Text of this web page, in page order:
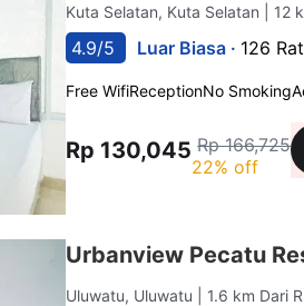
Kuta Selatan, Kuta Selatan | 12
4.9/5 Luar Biasa · 126
Free WifiReceptionNo Smoking
Rp 130,045 Rp 166,725
22% off
Urbanview Pecatu
Uluwatu, Uluwatu | 1.6 km Dari